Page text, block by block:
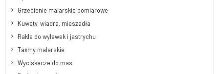
Grzebienie malarskie pomiarowe
Kuwety, wiadra, mieszadła
Rakle do wylewek i jastrychu
Taśmy malarskie
Wyciskacze do mas